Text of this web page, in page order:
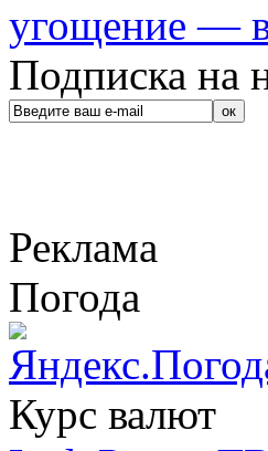
угощение —
Подписка на
Реклама
Погода
Курс валют